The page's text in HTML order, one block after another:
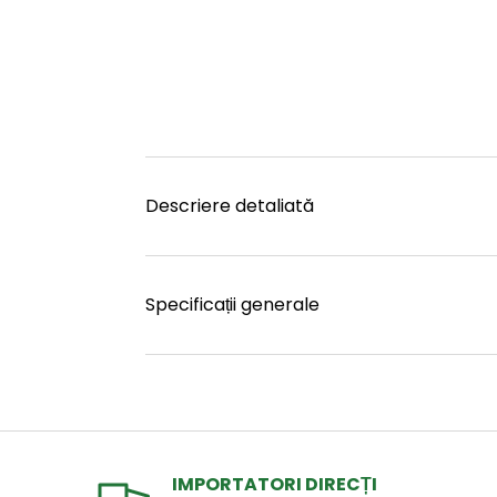
Descriere detaliată
Specificații generale
IMPORTATORI DIRECȚI